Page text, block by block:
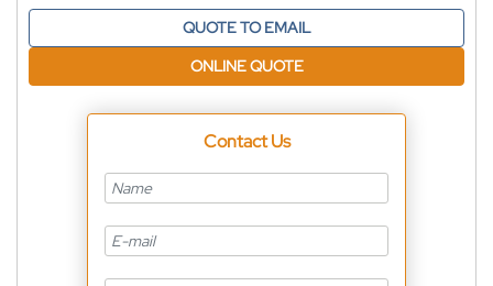
QUOTE TO EMAIL
ONLINE QUOTE
Contact Us